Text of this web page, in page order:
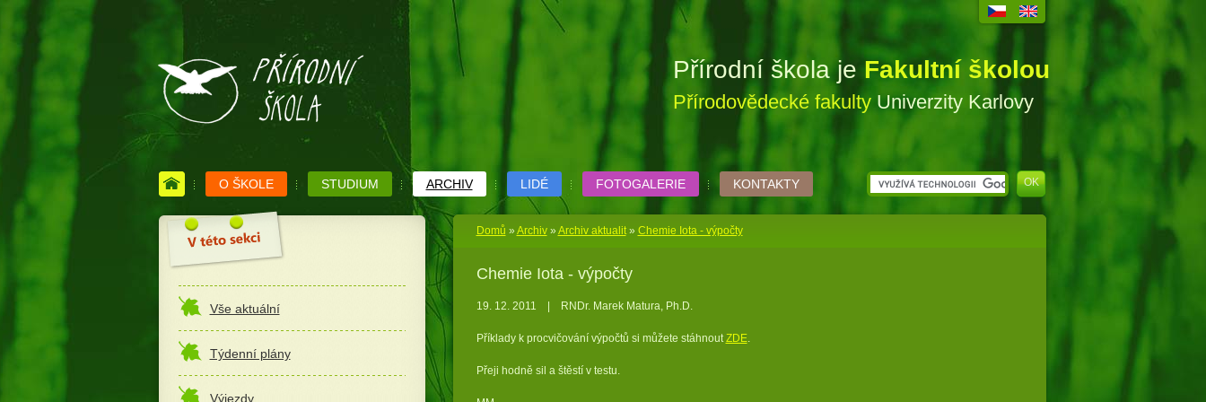
Přírodní škola jeFakultní školou
Přírodovědecké fakultyUniverzity Karlovy
O ŠKOLE STUDIUM ARCHIV LIDÉ FOTOGALERIE KONTAKTY
Vše aktuální
Týdenní plány
Výjezdy
Domů » Archiv» Archiv aktualit» Chemie Iota - výpočty
Chemie Iota - výpočty
19. 12. 2011 RNDr. Marek Matura, Ph.D.
Příklady k procvičování výpočtů si můžete stáhnoutZDE.
Přeji hodně sil a štěstí v testu.